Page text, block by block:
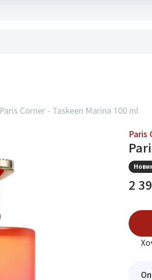
Paris Corner - Taskeen Marina 100 ml
Paris
2